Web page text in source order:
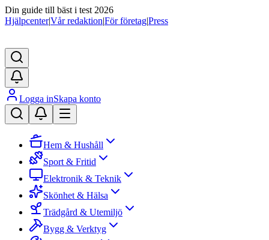
Din guide till bäst i test 2026
Hjälpcenter|Vår redaktion|För företag|Press
Logga inSkapa konto
Hem & Hushåll
Sport & Fritid
Elektronik & Teknik
Skönhet & Hälsa
Trädgård & Utemiljö
Bygg & Verktyg